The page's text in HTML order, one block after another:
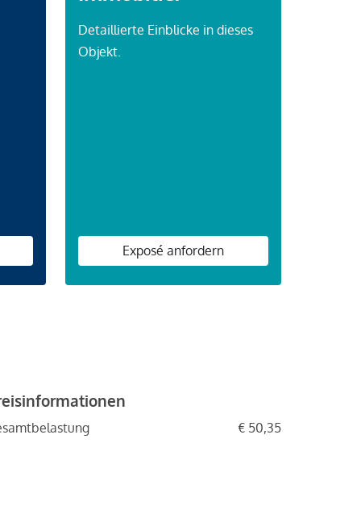
Detaillierte Einblicke in dieses
Objekt.
Exposé anfordern
€ 50,35